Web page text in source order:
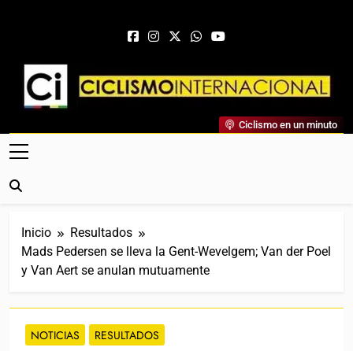
Ciclismo Internacional
Web Dedicada Al Ciclismo Mundial. Entrevistas, Análisis,
Crónicas, Previas Y Más. La Web Ciclista De Referencia.
Ciclismo en un minuto
Inicio
Resultados
Mads Pedersen se lleva la Gent-Wevelgem; Van der Poel
y Van Aert se anulan mutuamente
NOTICIAS RESULTADOS